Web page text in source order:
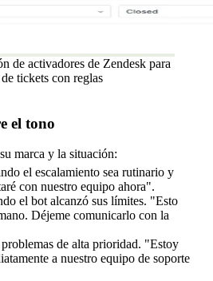
de activadores de Zendesk para
tickets con reglas
el tono
marca y la situación:
el escalamiento sea rutinario y
con nuestro equipo ahora".
el bot alcanzó sus límites. "Esto
Déjeme comunicarlo con la
de alta prioridad. "Estoy
a nuestro equipo de soporte